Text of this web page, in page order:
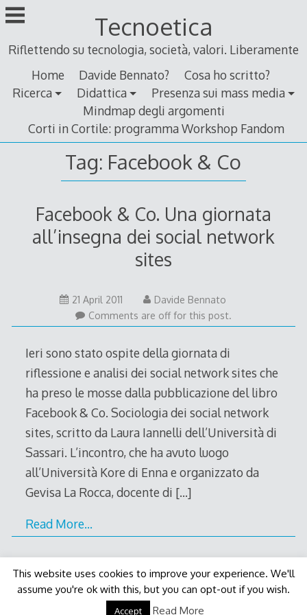
Skip
to
Tecnoetica
Riflettendo su tecnologia, società, valori. Liberamente
Home
Davide Bennato?
Cosa ho scritto?
Ricerca
Didattica
Presenza sui mass media
Mindmap degli argomenti
Corti in Cortile: programma Workshop Fandom
Tag: Facebook & Co
Facebook & Co. Una giornata
all’insegna dei social network
sites
21 April 2011
March
2012
Davide Bennato
Comments are off for this post.
Ieri sono stato ospite della giornata di
riflessione e analisi dei social network sites che
ha preso le mosse dalla pubblicazione del libro
Facebook & Co. Sociologia dei social network
sites, scritto da Laura Iannelli dell’Università di
Sassari. L’incontro, che ha avuto luogo
all’Università Kore di Enna e organizzato da
Gevisa La Rocca, docente di […]
Read More…
Decode Themeby Macho Themes
This website uses cookies to improve your experience. We'll
assume you're ok with this, but you can opt-out if you wish.
Accept Read More